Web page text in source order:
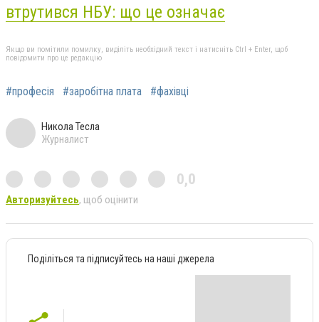
втрутився НБУ: що це означає
Якщо ви помітили помилку, виділіть необхідний текст і натисніть Ctrl + Enter, щоб
повідомити про це редакцію
#професія #заробітна плата #фахівці
Никола Тесла
Журналист
0,0
Авторизуйтесь, щоб оцінити
Поділіться та підписуйтесь на наші джерела